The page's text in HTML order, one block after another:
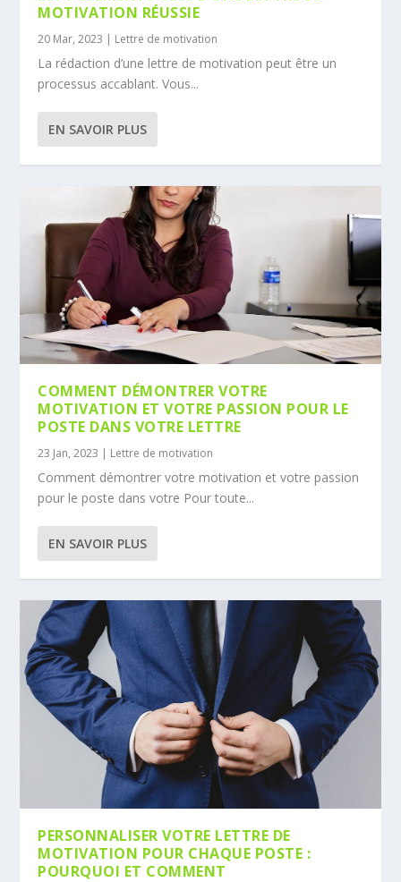
MOTIVATION RÉUSSIE
20 Mar, 2023 | Lettre de motivation
La rédaction d’une lettre de motivation peut être un
processus accablant. Vous...
EN SAVOIR PLUS
COMMENT DÉMONTRER VOTRE
MOTIVATION ET VOTRE PASSION POUR LE
POSTE DANS VOTRE LETTRE
23 Jan, 2023 | Lettre de motivation
Comment démontrer votre motivation et votre passion
pour le poste dans votre Pour toute...
EN SAVOIR PLUS
PERSONNALISER VOTRE LETTRE DE
MOTIVATION POUR CHAQUE POSTE :
POURQUOI ET COMMENT